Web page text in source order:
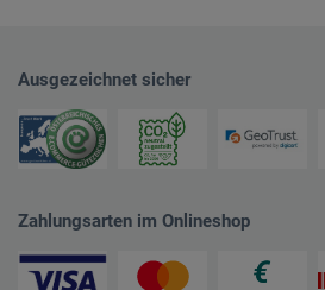
Ausgezeichnet sicher
Zahlungsarten im Onlineshop